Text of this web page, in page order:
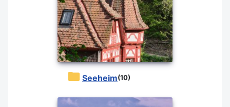
Seeheim(10)